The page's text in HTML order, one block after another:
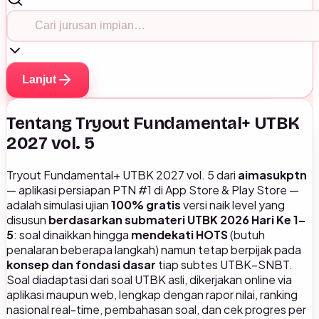
Lanjut
Tentang Tryout Fundamental+ UTBK
2027 vol. 5
Tryout Fundamental+ UTBK 2027 vol. 5 dari aimasukptn
— aplikasi persiapan PTN #1 di App Store & Play Store —
adalah simulasi ujian100% gratisversi naik level yang
disusun berdasarkan submateri UTBK 2026 Hari Ke 1–
5: soal dinaikkan hingga mendekati HOTS(butuh
penalaran beberapa langkah) namun tetap berpijak pada
konsep dan fondasi dasar tiap subtes UTBK–SNBT.
Soal diadaptasi dari soal UTBK asli, dikerjakan online via
aplikasi maupun web, lengkap dengan rapor nilai, ranking
nasional real-time, pembahasan soal, dan cek progres per